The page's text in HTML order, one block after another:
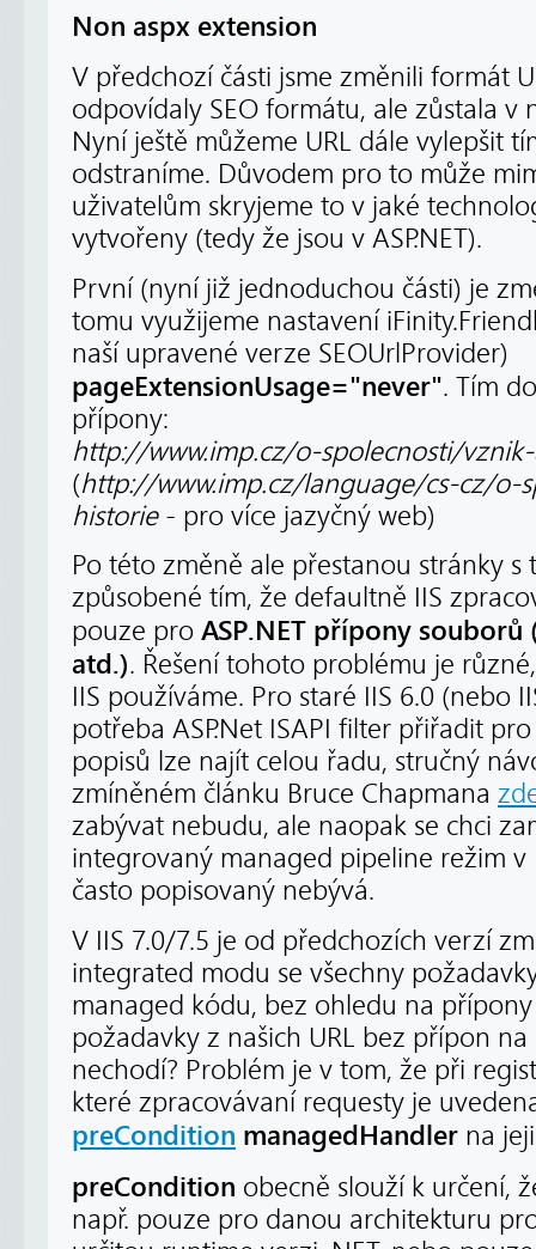
Non aspx extension
V předchozí části jsme změnili formát
odpovídaly SEO formátu, ale zůstala v
Nyní ještě můžeme URL dále vylepšit
odstraníme. Důvodem pro to může
uživatelům skryjeme to v jaké
vytvořeny (tedy že jsou v ASP.NET).
První (nyní již jednoduchou části) je
tomu využijeme nastavení
naší upravené verze SEOUrlProvider)
pageExtensionUsage="never". Tím
přípony:
http://www.imp.cz/o-spolecnosti/
(http://www.imp.cz/language/cs-cz/o-
historie- pro více jazyčný web)
Po této změně ale přestanou stránky s
způsobené tím, že defaultně IIS
pouze pro ASP.NET přípony souborů
atd.). Řešení tohoto problému je
IIS používáme. Pro staré IIS 6.0 (nebo
potřeba ASP.Net ISAPI filter přiřadit
popisů lze najít celou řadu, stručný
zmíněném článku Bruce Chapmana
zabývat nebudu, ale naopak se chci
integrovaný managed pipeline režim v
často popisovaný nebývá.
V IIS 7.0/7.5 je od předchozích verzí
integrated modu se všechny
managed kódu, bez ohledu na
požadavky z našich URL bez přípon
nechodí? Problém je v tom, že při
které zpracovávaní requesty je
preCondition managedHandler na
preCondition obecně slouží k určení,
např. pouze pro danou architekturu